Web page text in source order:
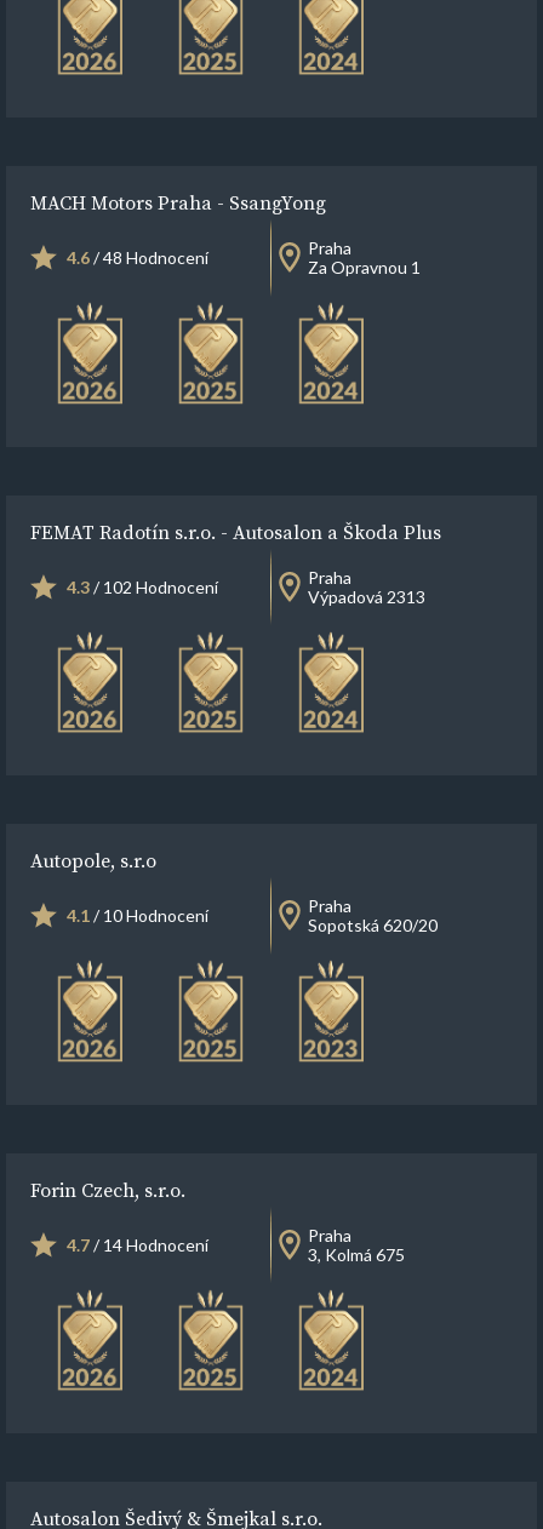
MACH Motors Praha - SsangYong
4.6/ 48 Hodnocení
Praha
Za Opravnou 1
FEMAT Radotín s.r.o. - Autosalon a Škoda Plus
4.3/ 102 Hodnocení
Praha
Výpadová 2313
Autopole, s.r.o
4.1/ 10 Hodnocení
Praha
Sopotská 620/20
Forin Czech, s.r.o.
4.7/ 14 Hodnocení
Praha
3, Kolmá 675
Autosalon Šedivý & Šmejkal s.r.o.